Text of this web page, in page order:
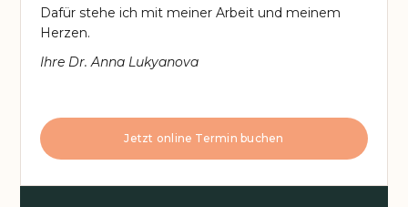
Dafür stehe ich mit meiner Arbeit und meinem
Herzen.
Ihre Dr. Anna Lukyanova
Jetzt online Termin buchen